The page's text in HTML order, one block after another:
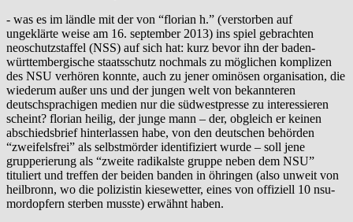
- was es im ländle mit der von “florian h.” (verstorben auf
ungeklärte weise am 16. september 2013) ins spiel gebrachten
neoschutzstaffel (NSS) auf sich hat: kurz bevor ihn der baden-
württembergische staatsschutz nochmals zu möglichen komplizen
des NSU verhören konnte, auch zu jener ominösen organisation, die
wiederum außer uns und der jungen welt von bekannteren
deutschsprachigen medien nur die südwestpresse zu interessieren
scheint? florian heilig, der junge mann – der, obgleich er keinen
abschiedsbrief hinterlassen habe, von den deutschen behörden
“zweifelsfrei” als selbstmörder identifiziert wurde – soll jene
grupperierung als “zweite radikalste gruppe neben dem NSU”
tituliert und treffen der beiden banden in öhringen (also unweit von
heilbronn, wo die polizistin kiesewetter, eines von offiziell 10 nsu-
mordopfern sterben musste) erwähnt haben.